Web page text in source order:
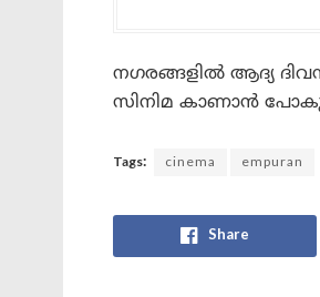
നഗരങ്ങളിൽ ആദ്യ
സിനിമ കാണാൻ
Tags: cinema empuran
Share